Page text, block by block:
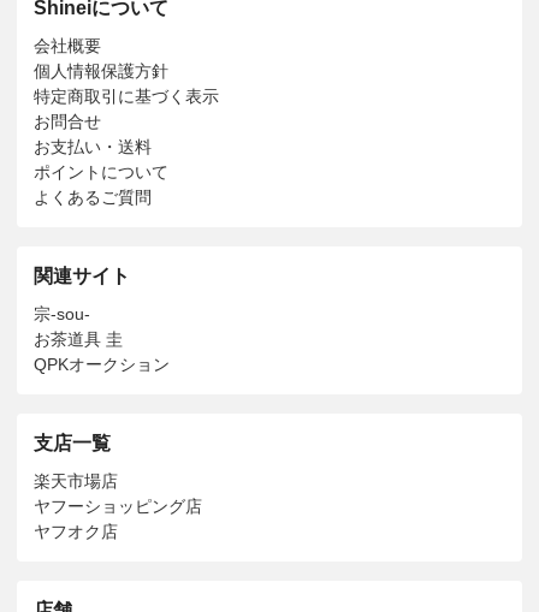
Shineiについて
会社概要
個人情報保護方針
特定商取引に基づく表示
お問合せ
お支払い・送料
ポイントについて
よくあるご質問
関連サイト
宗-sou-
お茶道具 圭
QPKオークション
支店一覧
楽天市場店
ヤフーショッピング店
ヤフオク店